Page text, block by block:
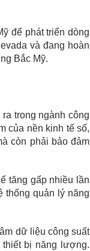
để phát triển dòng
và đang hoàn
Bắc Mỹ.
trong ngành công
của nền kinh tế số,
còn phải bảo đảm
tăng gấp nhiều lần
thống quản lý năng
dữ liệu công suất
bị năng lượng.